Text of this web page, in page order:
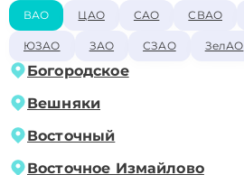
ВАО ЦАО САО СВАО
ЮЗАО ЗАО СЗАО ЗелАО
Богородское
Вешняки
Восточный
Восточное Измайлово